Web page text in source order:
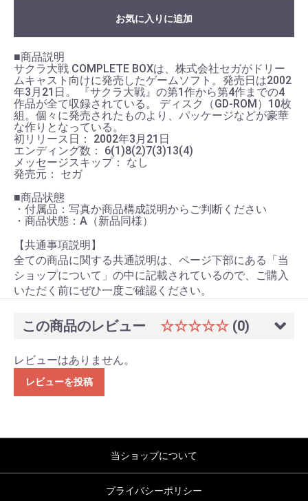
お気に入りに追加
■商品説明
サクラ大戦 COMPLETE BOXは、株式会社セガがドリー
ムキャスト向けに発売したゲームソフト。発売日は2002
年3月21日。 『サクラ大戦』の第1作から第4作までの4
作品が全て収録されている。 ディスク（GD-ROM）10枚
組。個々に発売されたものより、パッケージなどが豪華
な作りとなっている。
初リリース日： 2002年3月21日
エンディング数： 6(1)8(2)7(3)13(4)
メッセージスキップ： なし
発売元： セガ
■商品状態
・付属品：写真か商品構成説明からご判断ください
・商品状態：A（新品同様）
【共通事項説明】
全ての商品に関する共通説明は、ページ下部にある「当
ショップについて」の中に記載されているので、ご購入
いただく前にぜひ一度ご確認ください。
この商品のレビュー ☆☆☆☆☆ (0)
レビューはありません。
レビューを投稿
当ショップについて
プライバシーポリシー